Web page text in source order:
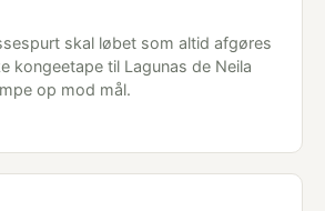
skal løbet som altid afgøres
kongeetape til Lagunas de Neila
op mod mål.